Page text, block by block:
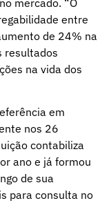
entre
de 24% na
resultados
na vida dos
em
nos 26
contabiliza
ano e já formou
de sua
para consulta no